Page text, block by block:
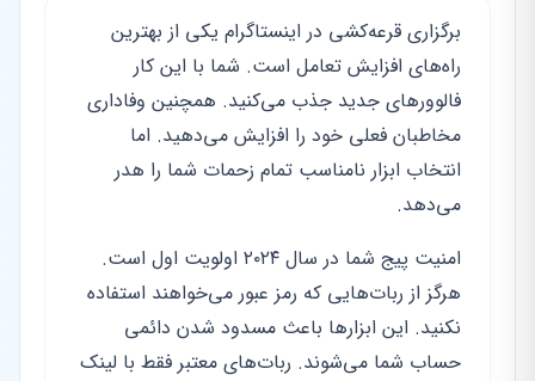
برگزاری قرعه‌کشی در اینستاگرام یکی از بهترین
راه‌های افزایش تعامل است. شما با این کار
فالوورهای جدید جذب می‌کنید. همچنین وفاداری
مخاطبان فعلی خود را افزایش می‌دهید. اما
انتخاب ابزار نامناسب تمام زحمات شما را هدر
می‌دهد.
امنیت پیج شما در سال ۲۰۲۴ اولویت اول است.
هرگز از ربات‌هایی که رمز عبور می‌خواهند استفاده
نکنید. این ابزارها باعث مسدود شدن دائمی
حساب شما می‌شوند. ربات‌های معتبر فقط با لینک